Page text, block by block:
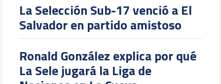
La Selección Sub-17 venció a El
Salvador en partido amistoso
Ronald González explica por qué
La Sele jugará la Liga de